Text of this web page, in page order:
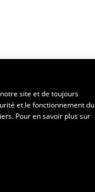
site et de toujours
et le fonctionnement du
Pour en savoir plus sur